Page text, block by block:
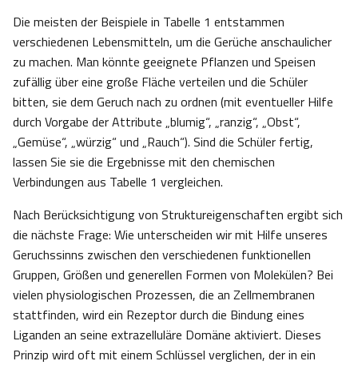
Die meisten der Beispiele in Tabelle 1 entstammen
verschiedenen Lebensmitteln, um die Gerüche anschaulicher
zu machen. Man könnte geeignete Pflanzen und Speisen
zufällig über eine große Fläche verteilen und die Schüler
bitten, sie dem Geruch nach zu ordnen (mit eventueller Hilfe
durch Vorgabe der Attribute „blumig“, „ranzig“, „Obst“,
„Gemüse“, „würzig“ und „Rauch“). Sind die Schüler fertig,
lassen Sie sie die Ergebnisse mit den chemischen
Verbindungen aus Tabelle 1 vergleichen.
Nach Berücksichtigung von Struktureigenschaften ergibt sich
die nächste Frage: Wie unterscheiden wir mit Hilfe unseres
Geruchssinns zwischen den verschiedenen funktionellen
Gruppen, Größen und generellen Formen von Molekülen? Bei
vielen physiologischen Prozessen, die an Zellmembranen
stattfinden, wird ein Rezeptor durch die Bindung eines
Liganden an seine extrazelluläre Domäne aktiviert. Dieses
Prinzip wird oft mit einem Schlüssel verglichen, der in ein